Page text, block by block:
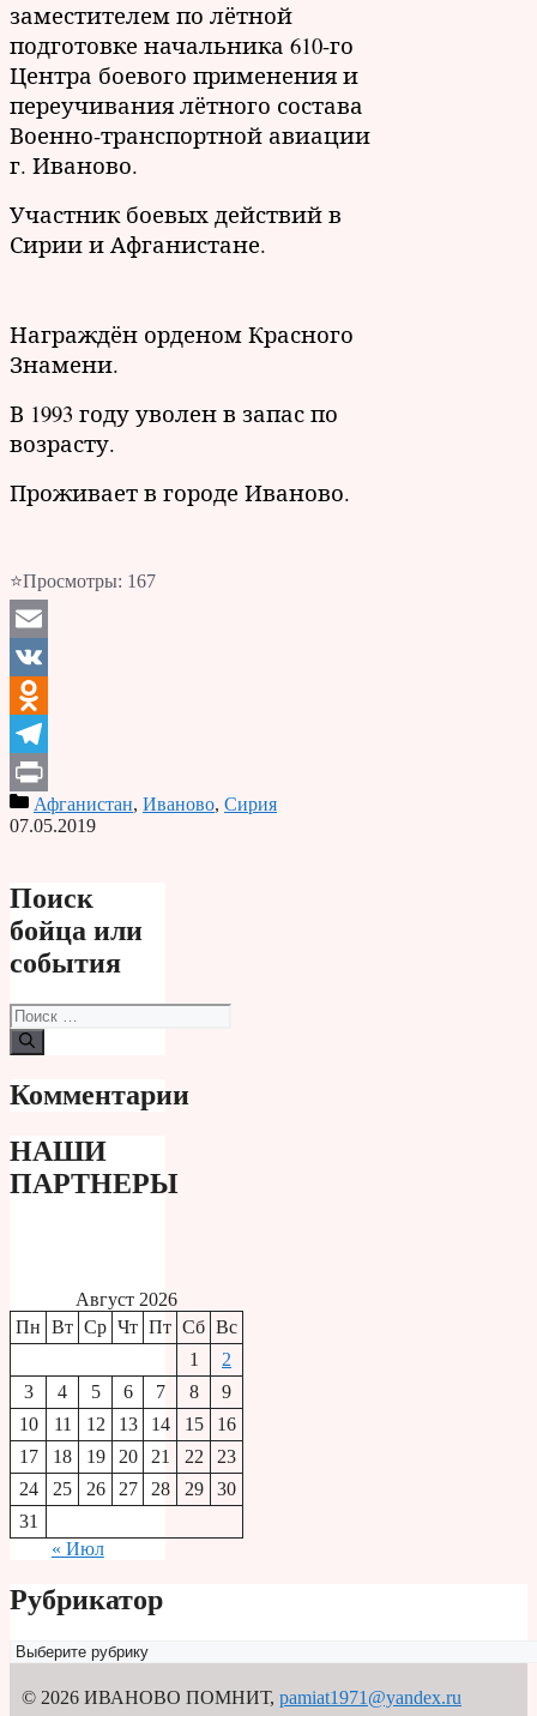
заместителем по лётной
подготовке начальника 610-го
Центра боевого применения и
переучивания лётного состава
Военно-транспортной авиации
г. Иваново.
Участник боевых действий в
Сирии и Афганистане.
Награждён орденом Красного
Знамени.
В 1993 году уволен в запас по
возрасту.
Проживает в городе Иваново.
⭐Просмотры: 167
Email
VK
Odnoklassniki
Telegram
PrintАфганистан, Иваново, Сирия
07.05.2019
Поиск
бойца или
события
Поиск:
Комментарии
НАШИ
ПАРТНЕРЫ
Август 2026
Пн Вт Ср Чт Пт Сб Вс
1
2
3
4 5 6 7 8
9
10
11 12 13 14 15
16
17
18 19 20 21 22
23
24
25 26 27 28 29
30
31
« Июл
Рубрикатор
Рубрикатор
© 2026 ИВАНОВО ПОМНИТ, pamiat1971@yandex.ru